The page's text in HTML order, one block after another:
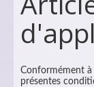
Conformément à
présentes